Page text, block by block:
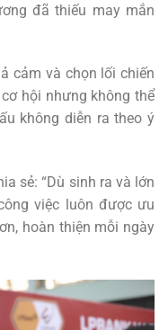
đã thiếu may mắn
cảm và chọn lối chiến
hội nhưng không thể
không diễn ra theo ý
sẻ: “Dù sinh ra và lớn
việc luôn được ưu
hoàn thiện mỗi ngày